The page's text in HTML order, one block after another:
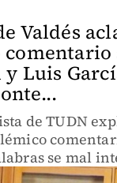
Valdés
Luis
de TUDN
se mal